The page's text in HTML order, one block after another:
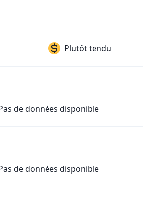
Plutôt tendu
de données disponible
de données disponible